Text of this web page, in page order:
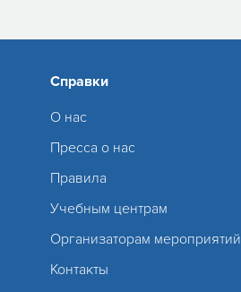
Справки
О нас
Пресса о нас
Правила
Учебным центрам
Организаторам мероприятий
Контакты